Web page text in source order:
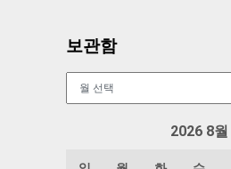
보관함
2026 8월